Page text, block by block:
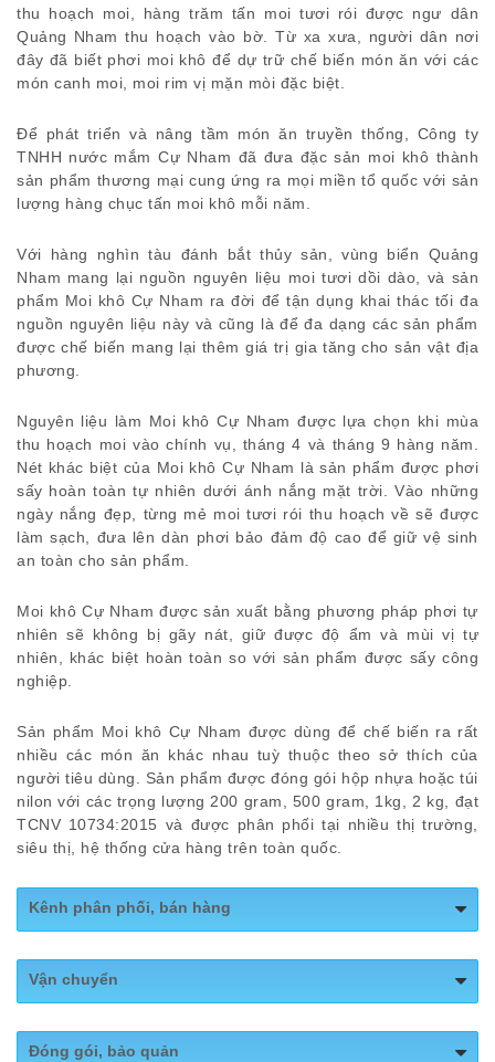
thu hoạch moi, hàng trăm tấn moi tươi rói được ngư dân
Quảng Nham thu hoạch vào bờ. Từ xa xưa, người dân nơi
đây đã biết phơi moi khô để dự trữ chế biến món ăn với các
món canh moi, moi rim vị mặn mòi đặc biệt.
Để phát triển và nâng tầm món ăn truyền thống, Công ty
TNHH nước mắm Cự Nham đã đưa đặc sản moi khô thành
sản phẩm thương mại cung ứng ra mọi miền tổ quốc với sản
lượng hàng chục tấn moi khô mỗi năm.
Với hàng nghìn tàu đánh bắt thủy sản, vùng biển Quảng
Nham mang lại nguồn nguyên liệu moi tươi dồi dào, và sản
phẩm Moi khô Cự Nham ra đời để tận dụng khai thác tối đa
nguồn nguyên liệu này và cũng là để đa dạng các sản phẩm
được chế biến mang lại thêm giá trị gia tăng cho sản vật địa
phương.
Nguyên liệu làm Moi khô Cự Nham được lựa chọn khi mùa
thu hoạch moi vào chính vụ, tháng 4 và tháng 9 hàng năm.
Nét khác biệt của Moi khô Cự Nham là sản phẩm được phơi
sấy hoàn toàn tự nhiên dưới ánh nắng mặt trời. Vào những
ngày nắng đẹp, từng mẻ moi tươi rói thu hoạch về sẽ được
làm sạch, đưa lên dàn phơi bảo đảm độ cao để giữ vệ sinh
an toàn cho sản phẩm.
Moi khô Cự Nham được sản xuất bằng phương pháp phơi tự
nhiên sẽ không bị gãy nát, giữ được độ ẩm và mùi vị tự
nhiên, khác biệt hoàn toàn so với sản phẩm được sấy công
nghiệp.
Sản phẩm Moi khô Cự Nham được dùng để chế biến ra rất
nhiều các món ăn khác nhau tuỳ thuộc theo sở thích của
người tiêu dùng. Sản phẩm được đóng gói hộp nhựa hoặc túi
nilon với các trọng lượng 200 gram, 500 gram, 1kg, 2 kg, đạt
TCNV 10734:2015 và được phân phối tại nhiều thị trường,
siêu thị, hệ thống cửa hàng trên toàn quốc.
Kênh phân phối, bán hàng
Website:
http://www.nuocmamcunham.com/
Fanpage:
https://www.facebook.com/Nuocmamcunham
Vận chuyển
Giao hàng toàn quốc
Đóng gói, bảo quản